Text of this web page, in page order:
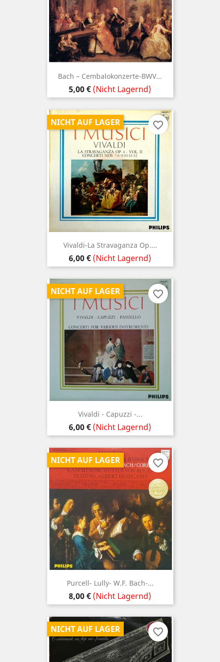
Bach ‎– Cembalokonzerte-BWV...
Preis
5,00 € (Nicht Lagernd)
Vivaldi-La Stravaganza Op....
Preis
6,00 € (Nicht Lagernd)
NICHT AUF LAGER favorite_border
Vivaldi - Capuzzi -...
Preis
6,00 € (Nicht Lagernd)
NICHT AUF LAGER favorite_border
Purcell- Lully- W.F. Bach-...
Preis
8,00 € (Nicht Lagernd)
NICHT AUF LAGER favorite_border
NICHT AUF LAGER favorite_border